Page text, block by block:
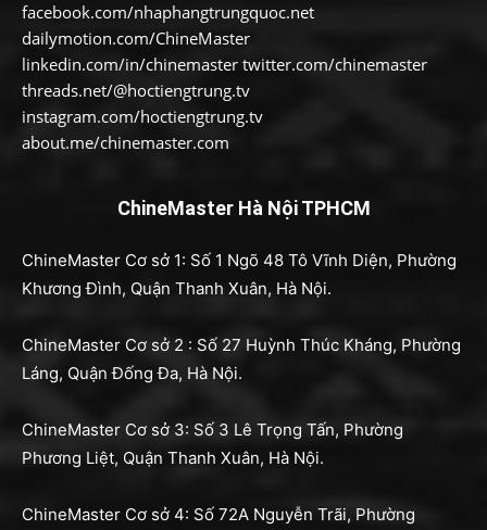
facebook.com/nhaphangtrungquoc.net
dailymotion.com/ChineMaster
linkedin.com/in/chinemaster twitter.com/chinemaster
threads.net/@hoctiengtrung.tv
instagram.com/hoctiengtrung.tv
about.me/chinemaster.com
ChineMaster Hà Nội TPHCM
ChineMaster Cơ sở 1: Số 1 Ngõ 48 Tô Vĩnh Diện, Phường
Khương Đình, Quận Thanh Xuân, Hà Nội.
ChineMaster Cơ sở 2 : Số 27 Huỳnh Thúc Kháng, Phường
Láng, Quận Đống Đa, Hà Nội.
ChineMaster Cơ sở 3: Số 3 Lê Trọng Tấn, Phường
Phương Liệt, Quận Thanh Xuân, Hà Nội.
ChineMaster Cơ sở 4: Số 72A Nguyễn Trãi, Phường